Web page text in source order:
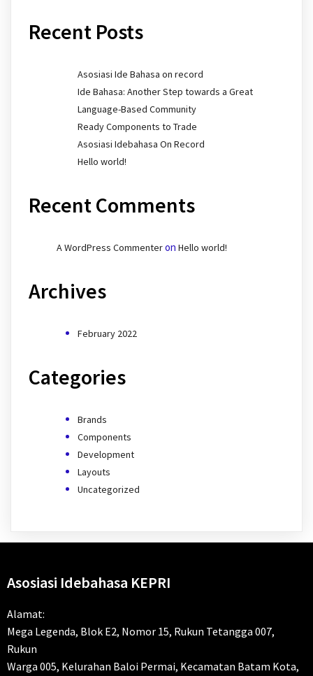
Recent Posts
Asosiasi Ide Bahasa on record
Ide Bahasa: Another Step towards a Great
Language-Based Community
Ready Components to Trade
Asosiasi Idebahasa On Record
Hello world!
Recent Comments
A WordPress Commenteron Hello world!
Archives
February 2022
Categories
Brands
Components
Development
Layouts
Uncategorized
Asosiasi Idebahasa KEPRI
Alamat:
Mega Legenda, Blok E2, Nomor 15, Rukun Tetangga 007,
Rukun
Warga 005, Kelurahan Baloi Permai, Kecamatan Batam Kota,